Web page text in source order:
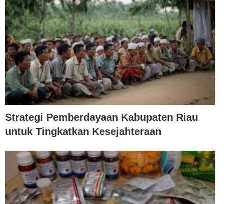
Strategi Pemberdayaan Kabupaten Riau
untuk Tingkatkan Kesejahteraan